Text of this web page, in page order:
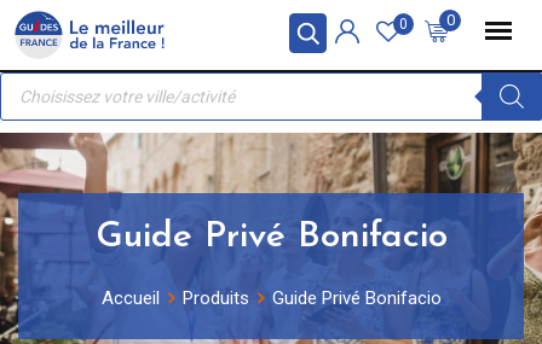
Panneau de gestion des cookies
Skip
content
0
0
Recherche
produits
Guide Privé Bonifacio
Accueil Produits Guide Privé Bonifacio